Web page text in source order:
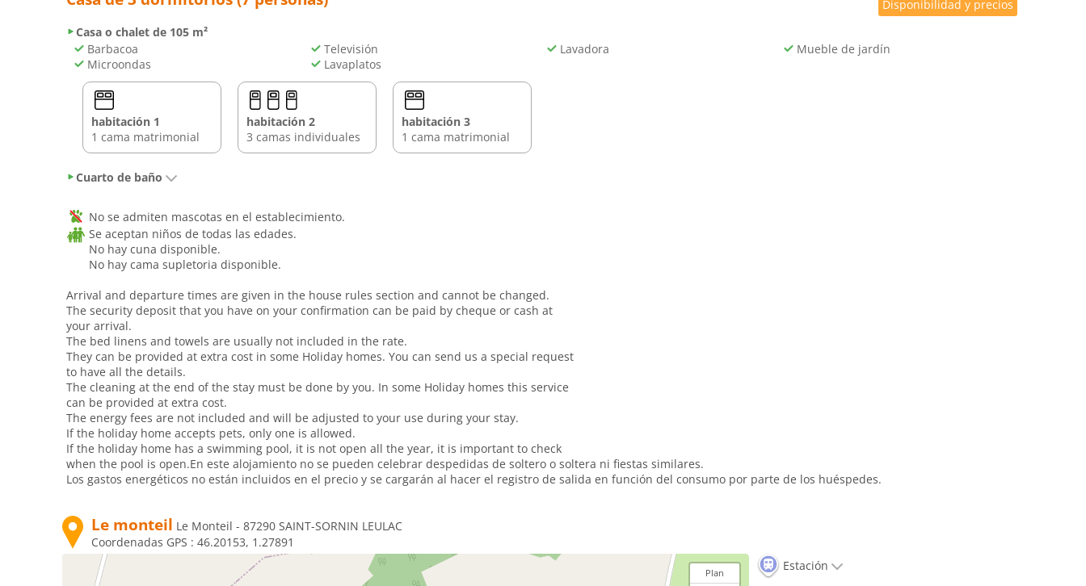
Casa o chalet de 105 m²
Barbacoa
Televisión Lavadora
Mueble de jardín
Microondas
Lavaplatos
habitación 1
1 cama matrimonial
habitación 2
3 camas individuales
habitación 3
1 cama matrimonial
Cuarto de baño
Disponibilidad y precios
No se admiten mascotas en el establecimiento.
Se aceptan niños de todas las edades.
No hay cuna disponible.
No hay cama supletoria disponible.
Arrival and departure times are given in the house rules section and cannot be changed.
The security deposit that you have on your confirmation can be paid by cheque or cash at
your arrival.
The bed linens and towels are usually not included in the rate.
They can be provided at extra cost in some Holiday homes. You can send us a special request
to have all the details.
The cleaning at the end of the stay must be done by you. In some Holiday homes this service
can be provided at extra cost.
The energy fees are not included and will be adjusted to your use during your stay.
If the holiday home accepts pets, only one is allowed.
If the holiday home has a swimming pool, it is not open all the year, it is important to check
when the pool is open.En este alojamiento no se pueden celebrar despedidas de soltero o soltera ni fiestas similares.
Los gastos energéticos no están incluidos en el precio y se cargarán al hacer el registro de salida en función del consumo por parte de los huéspedes.
Le monteil Le Monteil - 87290 SAINT-SORNIN LEULAC
Coordenadas GPS : 46.20153, 1.27891
Plan
Estación